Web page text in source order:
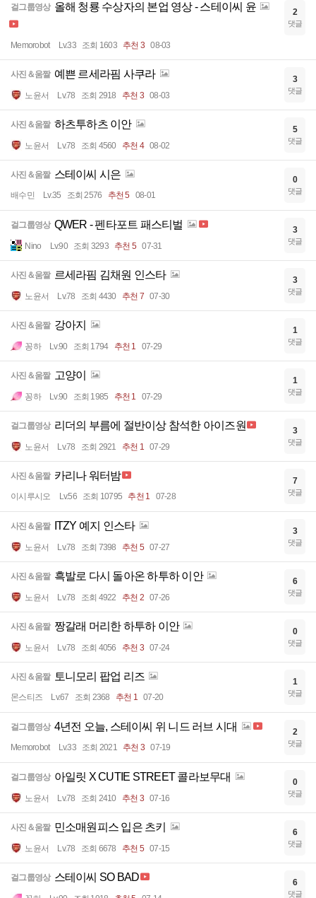
걸그룹영상 올해 청룡 수상자의 본업 영상 - 스테이씨 윤
Memorobot Lv.33 조회 1603 추천 3 08-03
2
댓글
사진＆움짤 예쁜 르세라핌 사쿠라
노윤서 Lv.78 조회 2918 추천 3 08-03
3
댓글
사진＆움짤 하츠투하츠 이안
노윤서 Lv.78 조회 4560 추천 4 08-02
5
댓글
사진＆움짤 스테이씨 시은
배수민 Lv.35 조회 2576 추천 5 08-01
0
댓글
걸그룹영상 QWER - 펜타포트 패스티벌
Nino Lv.90 조회 3293 추천 5 07-31
3
댓글
사진＆움짤 르세라핌 김채원 인스타
노윤서 Lv.78 조회 4430 추천 7 07-30
3
댓글
사진＆움짤 강아지
꽁하 Lv.90 조회 1794 추천 1 07-29
1
댓글
사진＆움짤 고양이
꽁하 Lv.90 조회 1985 추천 1 07-29
1
댓글
걸그룹영상 리더의 부름에 절반이상 참석한 아이즈원
노윤서 Lv.78 조회 2921 추천 1 07-29
3
댓글
사진＆움짤 카리나 워터밤
이시루시오 Lv.56 조회 10795 추천 1 07-28
7
댓글
사진＆움짤 ITZY 예지 인스타
노윤서 Lv.78 조회 7398 추천 5 07-27
3
댓글
사진＆움짤 흑발로 다시 돌아온 하투하 이안
노윤서 Lv.78 조회 4922 추천 2 07-26
6
댓글
사진＆움짤 짱갈래 머리한 하투하 이안
노윤서 Lv.78 조회 4056 추천 3 07-24
0
댓글
사진＆움짤 토니모리 팝업 리즈
몬스티즈 Lv.67 조회 2368 추천 1 07-20
1
댓글
걸그룹영상 4년전 오늘, 스테이씨 위 니드 러브 시대
Memorobot Lv.33 조회 2021 추천 3 07-19
2
댓글
걸그룹영상 아일릿 X CUTIE STREET 콜라보무대
노윤서 Lv.78 조회 2410 추천 3 07-16
0
댓글
사진＆움짤 민소매원피스 입은 츠키
노윤서 Lv.78 조회 6678 추천 5 07-15
6
댓글
걸그룹영상 스테이씨 SO BAD 6
댓글